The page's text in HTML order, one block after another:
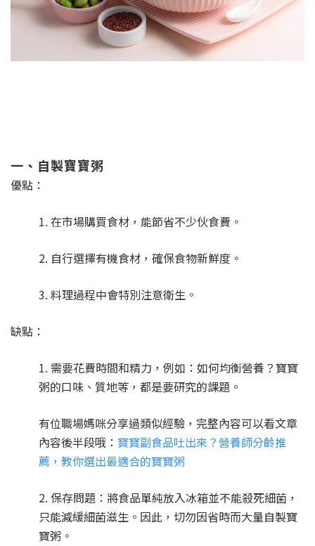
一、自製寶寶粥
優點：
1. 在市場購買食材，能節省不少伙食費。
2. 自行選擇有機食材，確保食物新鮮度。
3. 料理過程中會特別注意衛生。
缺點：
1. 需要花費時間和精力，例如：如何均衡營養？寶寶
粥的口味、質地等，都是要研究的課題。
有位職場媽咪分享過類似經驗，完整內容可以看文章
內容後半段哦： 寶寶副食品吐出來？營養師分齡推
薦，教你選出最適合的寶寶粥
2. 保存問題：將食品單純放入冰箱並不能殺死細菌，
只能減緩細菌滋生。因此，切勿因省時而大量自製寶
寶粥。